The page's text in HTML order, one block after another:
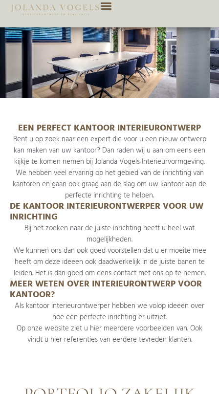
EEN PERFECT KANTOOR INTERIEURONTWERP
Bent u op zoek naar een expert die voor u een nieuw ontwerp
kan maken van uw kantoor? Dan raden wij u aan om eens een
kijkje te komen nemen bij Jolanda Vogels Interieurvormgeving.
​We hebben veel ervaring op het gebied van de inrichting van
kantoren en gaan ook graag aan de slag om uw kantoor aan de
perfecte inrichting te helpen.
DE KANTOOR INTERIEURONTWERPER VOOR UW
INRICHTING
Bij het zoeken naar de juiste inrichting heeft u heel wat
mogelijkheden.
​We kunnen ons dan ook goed voorstellen dat u er moeite mee
heeft om deze ideeen ook daadwerkelijk in de juiste banen te
leiden. Het is dan goed om eens contact met ons op te nemen.
MEER WETEN OVER INTERIEURONTWERP VOOR
KANTOOR?
Als kantoor interieurontwerper hebben we volop ideeen over
hoe een perfecte inrichting er uitziet.
​Op onze website ziet u hier meerdere voorbeelden van. Ook
vindt u hier referenties van eerdere tevreden klanten.